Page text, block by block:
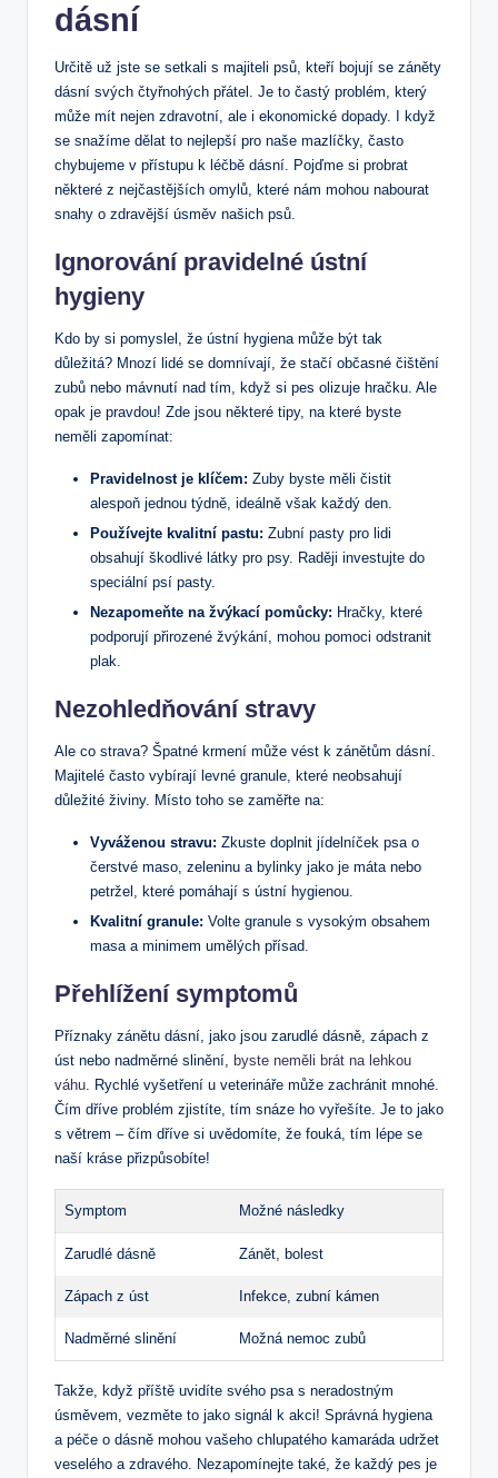
dásní
Určitě už jste se setkali s majiteli psů, kteří bojují se záněty
dásní svých čtyřnohých přátel. Je to častý problém, který
může mít nejen zdravotní, ale i ekonomické dopady. I když
se snažíme dělat to nejlepší pro naše mazlíčky, často
chybujeme v přístupu k léčbě dásní. Pojďme si probrat
některé z nejčastějších omylů, které nám mohou nabourat
snahy o zdravější úsměv našich psů.
Ignorování pravidelné ústní
hygieny
Kdo by si pomyslel, že ústní hygiena může být tak
důležitá? Mnozí lidé se domnívají, že stačí občasné čištění
zubů nebo mávnutí nad tím, když si pes olizuje hračku. Ale
opak je pravdou! Zde jsou některé tipy, na které byste
neměli zapomínat:
Pravidelnost je klíčem: Zuby byste měli čistit
alespoň jednou týdně, ideálně však každý den.
Používejte kvalitní pastu: Zubní pasty pro lidi
obsahují škodlivé látky pro psy. Raději investujte do
speciální psí pasty.
Nezapomeňte na žvýkací pomůcky: Hračky, které
podporují přirozené žvýkání, mohou pomoci odstranit
plak.
Nezohledňování stravy
Ale co strava? Špatné krmení může vést k zánětům dásní.
Majitelé často vybírají levné granule, které neobsahují
důležité živiny. Místo toho se zaměřte na:
Vyváženou stravu: Zkuste doplnit jídelníček psa o
čerstvé maso, zeleninu a bylinky jako je máta nebo
petržel, které pomáhají s ústní hygienou.
Kvalitní granule: Volte granule s vysokým obsahem
masa a minimem umělých přísad.
Přehlížení symptomů
Příznaky zánětu dásní, jako jsou zarudlé dásně, zápach z
úst nebo nadměrné slinění, byste neměli brát na lehkou
váhu. Rychlé vyšetření u veterináře může zachránit mnohé.
Čím dříve problém zjistíte, tím snáze ho vyřešíte. Je to jako
s větrem – čím dříve si uvědomíte, že fouká, tím lépe se
naší kráse přizpůsobíte!
Symptom Možné následky
Zarudlé dásně Zánět, bolest
Zápach z úst Infekce, zubní kámen
Nadměrné slinění Možná nemoc zubů
Takže, když příště uvidíte svého psa s neradostným
úsměvem, vezměte to jako signál k akci! Správná hygiena
a péče o dásně mohou vašeho chlupatého kamaráda udržet
veselého a zdravého. Nezapomínejte také, že každý pes je